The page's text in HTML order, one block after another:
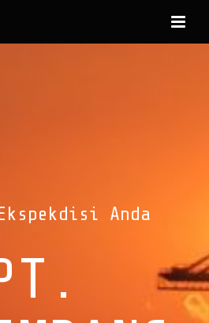
Anda